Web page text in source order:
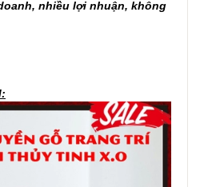
nhiều lợi nhuận, không